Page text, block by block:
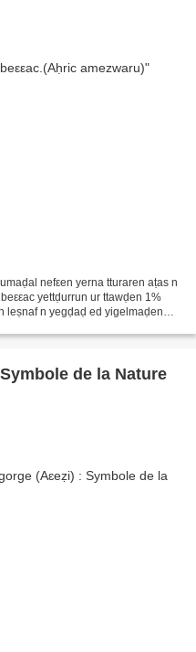
nefεen yerna tturaren aṭas n
yettḍurrun ur ttawḍen 1%
leṣnaf n yegḍaḍ ed yigelmaḍen
de la Nature